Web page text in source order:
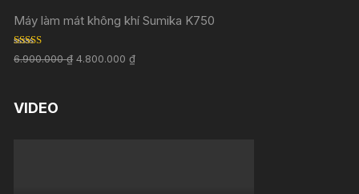
Máy làm mát không khí Sumika K750
Rated 5.00
out of 5
6.900.000₫ 4.800.000₫
VIDEO